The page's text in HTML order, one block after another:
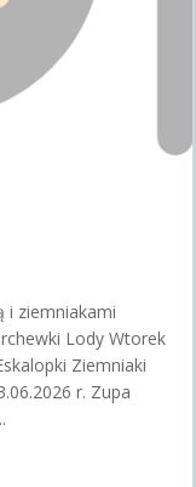
i ziemniakami
Lody Wtorek
Ziemniaki
r. Zupa